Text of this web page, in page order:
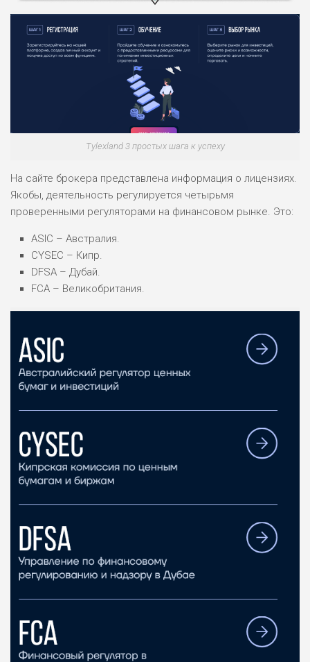
ПОДОЙДЕТ
ВСЕМ
БЮДЖЕТ: ВЫСОКИЙ
ОБЗОР
РИСКИ: СРЕДНИЕ
ДОХОД: ВЫСОКИЙ
БЮДЖЕТ: НИЗКИЙ
РИСКИ: НИЗКИЕ
ДОХОД: НИЗКИЙ
РИСКИ: НИЗКИЕ
ДОХОД: СРЕДНИЙ
БЮДЖЕТ: НИЗКИЙ
Tylexland 3 простых шага к успеху
На сайте брокера представлена информация о лицензиях.
Якобы, деятельность регулируется четырьмя
проверенными регуляторами на финансовом рынке. Это:
ASIC – Австралия.
CYSEC – Кипр.
DFSA – Дубай.
FCA – Великобритания.